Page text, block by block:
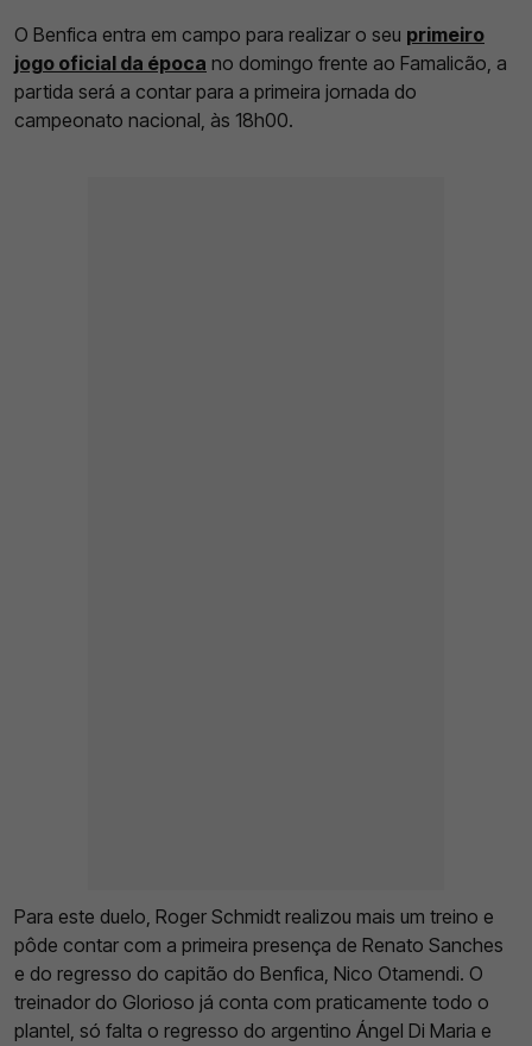
O Benfica entra em campo para realizar o seu primeiro
jogo oficial da época no domingo frente ao Famalicão, a
partida será a contar para a primeira jornada do
campeonato nacional, às 18h00.
Para este duelo, Roger Schmidt realizou mais um treino e
pôde contar com a primeira presença de Renato Sanches
e do regresso do capitão do Benfica, Nico Otamendi. O
treinador do Glorioso já conta com praticamente todo o
plantel, só falta o regresso do argentino Ángel Di Maria e